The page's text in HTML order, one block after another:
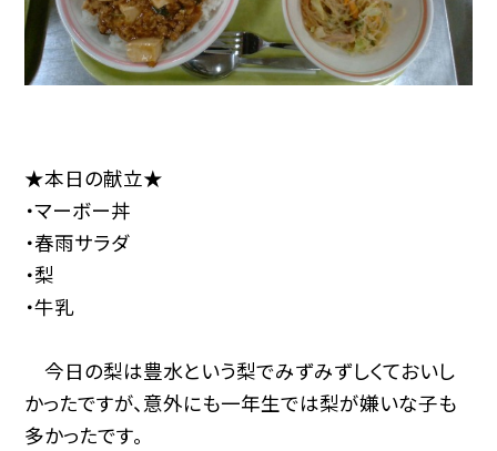
★本日の献立★
・マーボー丼
・春雨サラダ
・梨
・牛乳
今日の梨は豊水という梨でみずみずしくておいし
かったですが、意外にも一年生では梨が嫌いな子も
多かったです。